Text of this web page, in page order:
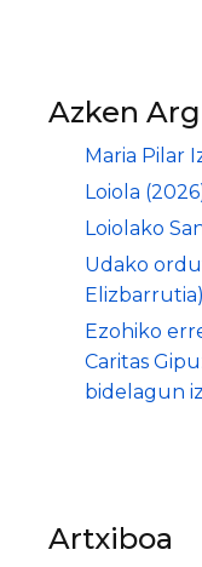
Azken
Maria Pilar
Loiola
Loiolako
Udako
Elizbarrutia)
Ezohiko
Caritas
bidelagun
Artxiboa